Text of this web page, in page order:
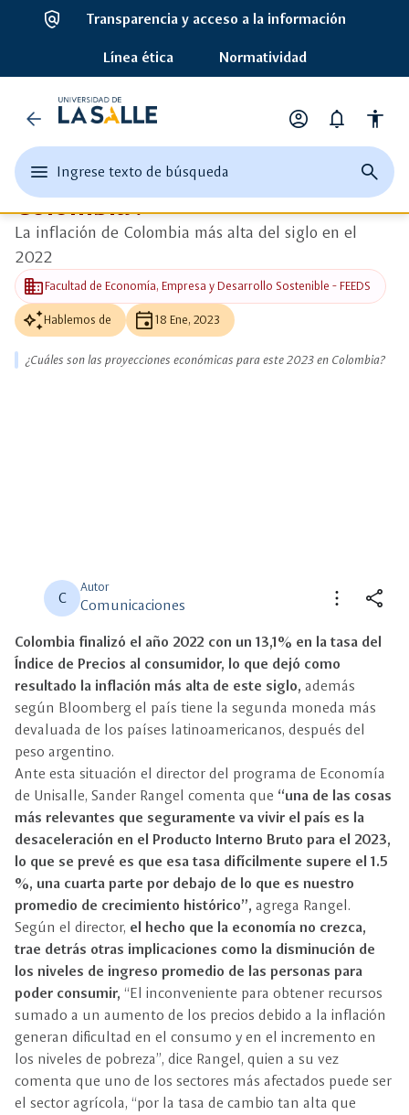
policy Transparencia y acceso a la información
Línea ética Normatividad
arrow_back
Universidad
de
la
Salle
menu
abrir
el
menu
Ingrese texto de búsqueda search
página
de
edit
Ingrese
texto
o
una
clave
close
cerrar
account_circle notifications accessibility
Ver más detalle
auto_awesome
Noticias
¿Cuáles son las proyecciones
económicas para este 2023 en
Colombia?
La inflación de Colombia más alta del siglo en el
2022
businessFacultad de Economía, Empresa y Desarrollo Sostenible - FEEDS
auto_awesomeHablemos de event 18 Ene, 2023
¿Cuáles son las proyecciones económicas para este 2023 en Colombia?
C
Autor
Comunicaciones more_vert share
Compartir close
Seleccione un filtro close
description Descripción
Colombia finalizó el año 2022 con un 13,1% en la tasa del
Índice de Precios al consumidor, lo que dejó como
resultado la inflación más alta de este siglo, además
según Bloomberg el país tiene la segunda moneda más
devaluada de los países latinoamericanos, después del
peso argentino.
Ante esta situación el director del programa de Economía
de Unisalle, Sander Rangel comenta que “una de las cosas
más relevantes que seguramente va vivir el país es la
desaceleración en el Producto Interno Bruto para el 2023,
lo que se prevé es que esa tasa difícilmente supere el 1.5
%, una cuarta parte por debajo de lo que es nuestro
promedio de crecimiento histórico”, agrega Rangel.
Según el director, el hecho que la economía no crezca,
trae detrás otras implicaciones como la disminución de
los niveles de ingreso promedio de las personas para
poder consumir, “El inconveniente para obtener recursos
sumado a un aumento de los precios debido a la inflación
generan dificultad en el consumo y en el incremento en
los niveles de pobreza”, dice Rangel, quien a su vez
comenta que uno de los sectores más afectados puede ser
el sector agrícola, “por la tasa de cambio tan alta que